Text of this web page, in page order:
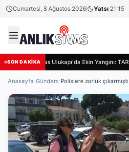
Cumartesi, 8 Ağustos 2026 Yatsı 21:15
SON DAKİKASivas Ulukapı'da Ekin Yangını:
Anasayfa Gündem Polislere zorluk